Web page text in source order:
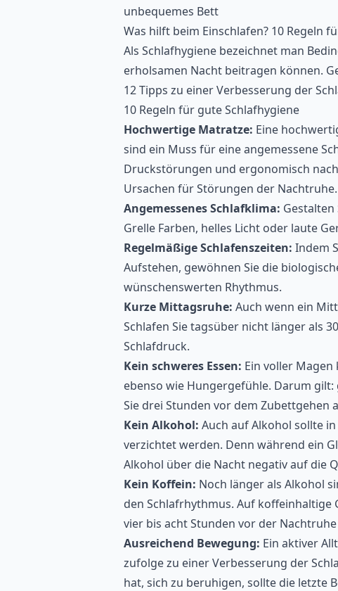
unbequemes Bett
Was hilft beim Einschlafen? 10 Regeln
Als Schlafhygiene bezeichnet man
erholsamen Nacht beitragen können.
12 Tipps zu einer Verbesserung der
10 Regeln für gute Schlafhygiene
Hochwertige Matratze: Eine
sind ein Muss für eine angemessene
Druckstörungen und ergonomisch
Ursachen für Störungen der Nachtruhe.
Angemessenes Schlafklima:
Grelle Farben, helles Licht oder laute
Regelmäßige Schlafenszeiten: Indem
Aufstehen, gewöhnen Sie die
wünschenswerten Rhythmus.
Kurze Mittagsruhe: Auch wenn ein
Schlafen Sie tagsüber nicht länger als
Schlafdruck.
Kein schweres Essen: Ein voller
ebenso wie Hungergefühle. Darum
Sie drei Stunden vor dem Zubettgehen
Kein Alkohol: Auch auf Alkohol sollte
verzichtet werden. Denn während ein
Alkohol über die Nacht negativ auf die
Kein Koffein: Noch länger als Alkohol
den Schlafrhythmus. Auf koffeinhaltige
vier bis acht Stunden vor der
Ausreichend Bewegung: Ein aktiver
zufolge zu einer Verbesserung der
hat, sich zu beruhigen, sollte die letzte